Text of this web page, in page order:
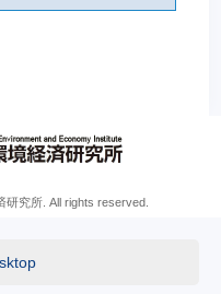
研究所. All rights reserved.